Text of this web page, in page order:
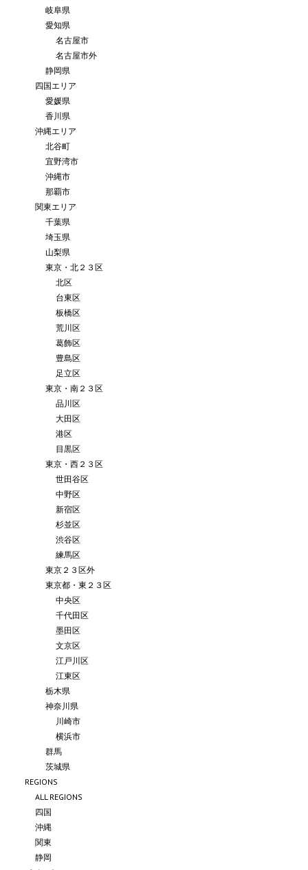
岐阜県
愛知県
名古屋市
名古屋市外
静岡県
四国エリア
愛媛県
香川県
沖縄エリア
北谷町
宜野湾市
沖縄市
那覇市
関東エリア
千葉県
埼玉県
山梨県
東京・北２３区
北区
台東区
板橋区
荒川区
葛飾区
豊島区
足立区
東京・南２３区
品川区
大田区
港区
目黒区
東京・西２３区
世田谷区
中野区
新宿区
杉並区
渋谷区
練馬区
東京２３区外
東京都・東２３区
中央区
千代田区
墨田区
文京区
江戸川区
江東区
栃木県
神奈川県
川崎市
横浜市
群馬
茨城県
REGIONS
ALL REGIONS
四国
沖縄
関東
静岡